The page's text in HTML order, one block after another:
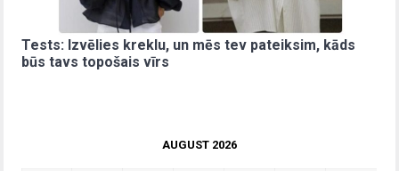
Tests: Izvēlies kreklu, un mēs tev pateiksim, kāds
būs tavs topošais vīrs
AUGUST 2026